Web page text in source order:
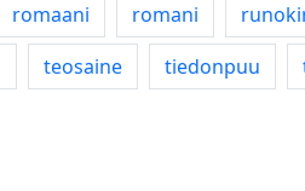
romaani romani
teosaine tiedonpuu